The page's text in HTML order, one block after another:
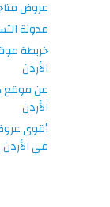
عروض
مدونة
خريطة
الأردن
عن
الأردن
أقوى
في الأردن